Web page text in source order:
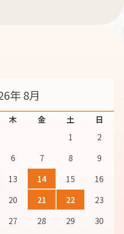
年 8月
木 金 土
日
1
2
6 7 8
9
13 14 15
16
20 21 22
23
27 28 29
30